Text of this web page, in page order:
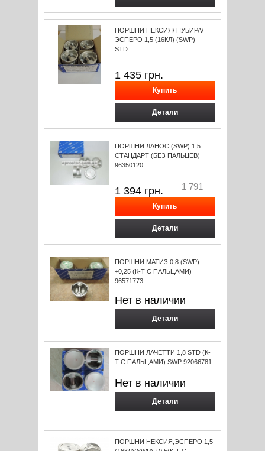
ПОРШНИ НЕКСИЯ/ НУБИРА/
ЭСПЕРО 1,5 (16КЛ) (SWP)
STD...
1 435 грн.
Детали
ПОРШНИ ЛАНОС (SWP) 1,5
СТАНДАРТ (БЕЗ ПАЛЬЦЕВ)
96350120
1 394 грн. 1 791
Детали
ПОРШНИ МАТИЗ 0,8 (SWP)
+0,25 (К-Т С ПАЛЬЦАМИ)
96571773
Нет в наличии
Детали
ПОРШНИ ЛАЧЕТТИ 1,8 STD (К-
Т С ПАЛЬЦАМИ) SWP 92066781
Нет в наличии
Детали
ПОРШНИ НЕКСИЯ,ЭСПЕРО 1,5